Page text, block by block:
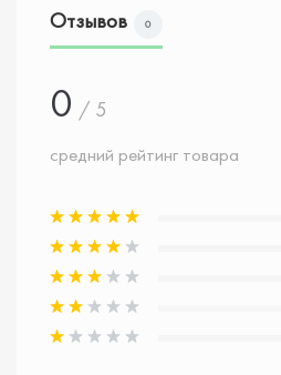
Отзывов 0
0 / 5
средний рейтинг товара